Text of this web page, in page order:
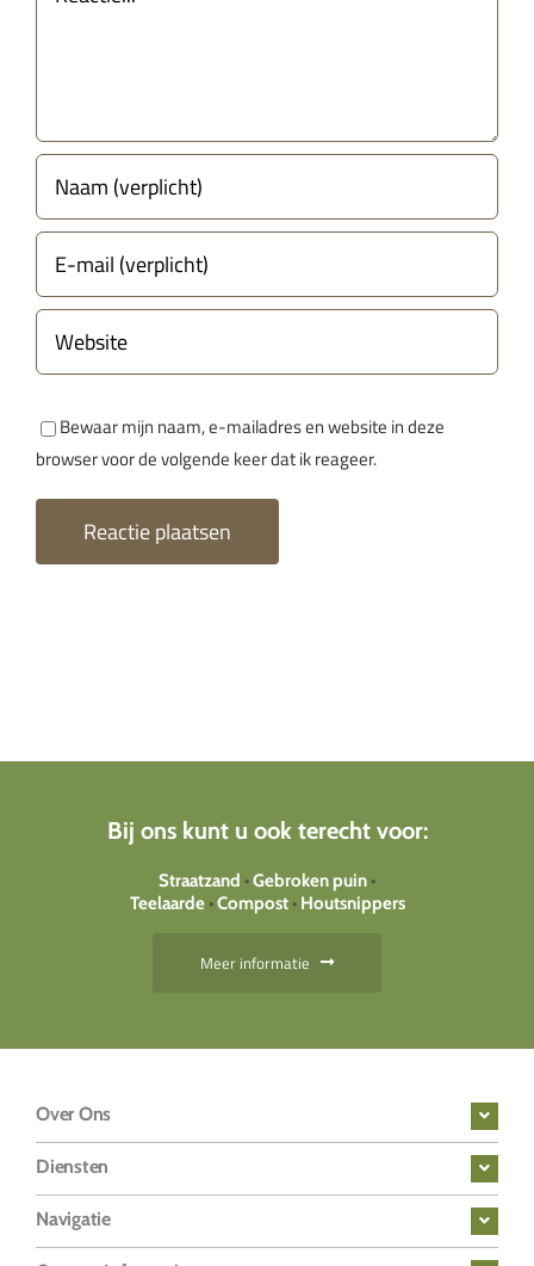
Bewaar mijn naam, e-mailadres en website in deze
browser voor de volgende keer dat ik reageer.
Bij ons kunt u ook terecht voor:
Straatzand •Gebroken puin •
Teelaarde •Compost •Houtsnippers
Meer informatie
Over Ons
Diensten
Navigatie